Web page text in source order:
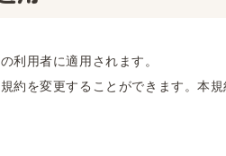
利用者に適用されます。
約を変更することができます。本